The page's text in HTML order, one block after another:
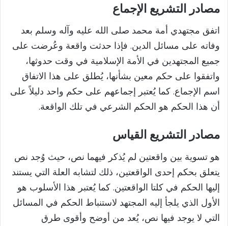
مصادر التشريع الإجماع
اتفق مجتهدي أمة محمد صلى الله عليه وآله وسلم بعد
وفاته على مسائل الدين. فإذا حدثت واقعة وعُرضت على
جميع المجتهدين في الأمة الإسلامية في وقت حدوثها،
واتفقوا على حكم معين بشأنها، يُطلق على هذا الاتفاق
اسم الإجماع. كما يُعتبر إجماعهم على حكم واحد دليلاً على
أن هذا الحكم هو الحكم الشرعي في تلك الواقعة.
مصادر التشريع القياس
هو تسوية بين واقعتين لم يُذكر فيهما نص، حيث وُجد نص
يتعلق بحكم إحدى الواقعتين، ذلك لتشابه العلة التي يستند
إليها الحكم في كلتا الواقعتين. كما يُعتبر هذا الأسلوب هو
الأول الذي يلجأ إليه المجتهد لاستنباط الحكم في المسائل
التي لا يوجد فيها نص، يُعد من أوضح وأقوى طرق